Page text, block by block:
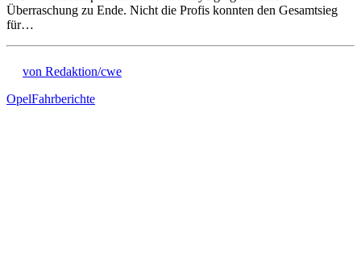
Überraschung zu Ende. Nicht die Profis konnten den Gesamtsieg
für…
von Redaktion/cwe
OpelFahrberichte